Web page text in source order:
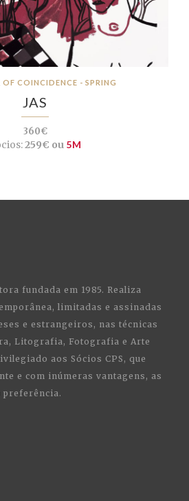
OF COINCIDENCE - SPRING
JAS
360€
259€ ou 5M
fundada em 1985. Realiza
limitadas e assinadas
e estrangeiros, nas técnicas
Litografia, Fotografia e Arte
aos Sócios CPS, que
e com inúmeras vantagens, as
preferência.